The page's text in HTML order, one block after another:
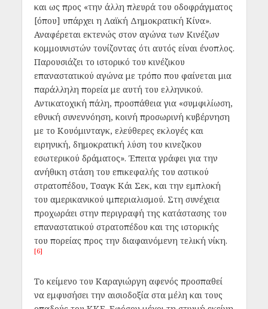
και ως προς «την άλλη πλευρά του οδοφράγματος
[όπου] υπάρχει η Λαϊκή Δημοκρατική Κίνα».
Αναφέρεται εκτενώς στον αγώνα των Κινέζων
κομμουνιστών τονίζοντας ότι αυτός είναι ένοπλος.
Παρουσιάζει το ιστορικό του κινέζικου
επαναστατικού αγώνα με τρόπο που φαίνεται μια
παράλληλη πορεία με αυτή του ελληνικού.
Αντικατοχική πάλη, προσπάθεια για «συμφιλίωση,
εθνική συνεννόηση, κοινή προσωρινή κυβέρνηση
με το Κουόμινταγκ, ελεύθερες εκλογές και
ειρηνική, δημοκρατική λύση του κινεζικου
εσωτερικού δράματος». Έπειτα γράφει για την
ανήθικη στάση του επικεφαλής του αστικού
στρατοπέδου, Τσαγκ Κάι Σεκ, και την εμπλοκή
του αμερικανικού ιμπεριαλισμού. Στη συνέχεια
προχωράει στην περιγραφή της κατάστασης του
επαναστατικού στρατοπέδου και της ιστορικής
του πορείας προς την διαφαινόμενη τελική νίκη.
[6]
Το κείμενο του Καραγιώργη αφενός προσπαθεί
να εμφυσήσει την αισιοδοξία στα μέλη και τους